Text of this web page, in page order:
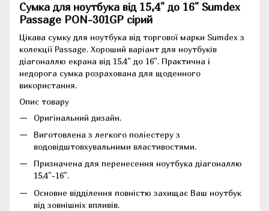
Сумка для ноутбука від 15,4" до 16" Sumdex
Passage PON-301GP сірий
Цікава сумку для ноутбука від торгової марки Sumdex з
колекції Passage. Хороший варіант для ноутбуків
діагоналлю екрана від 15,4" до 16". Практична і
недорога сумка розрахована для щоденного
використання.
Опис товару
Оригінальний дизайн.
Виготовлена з легкого поліестеру з
водовідштовхувальними властивостями.
Призначена для перенесення ноутбука діагоналлю
15,4"-16".
Основне відділення повністю захищає Ваш ноутбук
від зовнішніх впливів.